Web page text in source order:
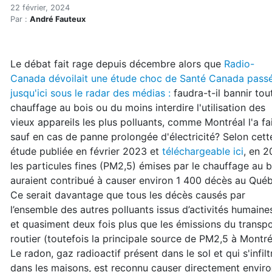
Accueil
Articles
Débat : faut-il interdire le chauffage au bois (1/2)
Débat : faut-il interdire le
22 février, 2024
Par : André Fauteux
Le débat fait rage depuis décembre alors que Radio-
Canada dévoilait une étude choc de Santé Canada
jusqu'ici sous le radar des médias : faudra-t-il bannir
chauffage au bois ou du moins interdire l'utilisation des
vieux appareils les plus polluants, comme Montréal l'a
sauf en cas de panne prolongée d'électricité? Selon
étude publiée en février 2023 et téléchargeable ici, en
les particules fines (PM2,5) émises par le chauffage au
auraient contribué à causer environ 1 400 décès au
Ce serait davantage que tous les décès causés par
l’ensemble des autres polluants issus d’activités
et quasiment deux fois plus que les émissions du
routier (toutefois la principale source de PM2,5 à
Le radon, gaz radioactif présent dans le sol et qui
dans les maisons, est reconnu causer directement